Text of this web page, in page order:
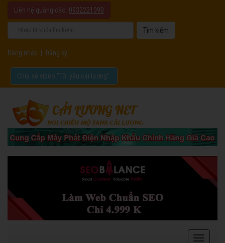
Liên hệ quảng cáo: 0932221090
Đăng nhập Đăng ký
Chia sẻ video "Tôi yêu cải lương".